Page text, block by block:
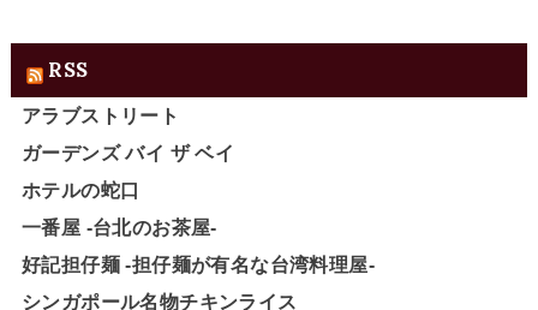
RSS
アラブストリート
ガーデンズ バイ ザ ベイ
ホテルの蛇口
一番屋 -台北のお茶屋-
好記担仔麺 -担仔麺が有名な台湾料理屋-
シンガポール名物チキンライス